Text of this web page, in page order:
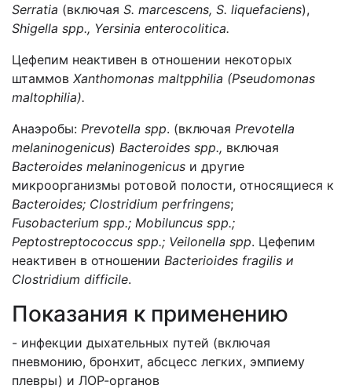
Serratia (включая S. marcescens, S. liquefaciens),
Shigella spp., Yersinia enterocolitica.
Цефепим неактивен в отношении некоторых
штаммов Xanthomonas maltpphilia (Pseudomonas
maltophilia).
Анаэробы: Prevotella spp. (включая Prevotella
melaninogenicus) Bacteroides spp., включая
Bacteroides melaninogenicus и другие
микроорганизмы ротовой полости, относящиеся к
Bacteroides; Clostridium perfringens;
Fusobacterium spp.; Mobiluncus spp.;
Peptostreptococcus spp.; Veilonella spp. Цефепим
неактивен в отношении Bacterioides fragilis и
Clostridium difficile.
Показания к применению
- инфекции дыхательных путей (включая
пневмонию, бронхит, абсцесс легких, эмпиему
плевры) и ЛОР-органов